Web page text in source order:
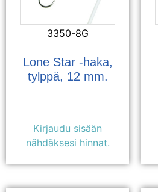
3350-8G
Lone Star -haka,
tylppä, 12 mm.
Kirjaudu sisään
nähdäksesi hinnat.